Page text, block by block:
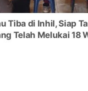
Tiba di Inhil, Siap
Telah Melukai 18